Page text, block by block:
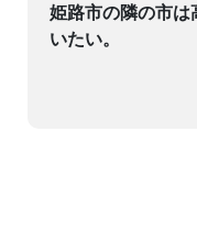
姫路市の隣の市
いたい。